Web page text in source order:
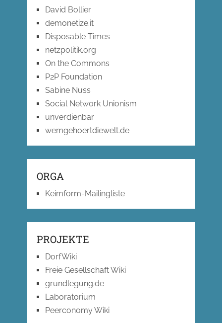
David Bollier
demonetize.it
Disposable Times
netzpolitik.org
On the Commons
P2P Foundation
Sabine Nuss
Social Network Unionism
unverdienbar
wemgehoertdiewelt.de
ORGA
Keimform-Mailingliste
PROJEKTE
DorfWiki
Freie Gesellschaft Wiki
grundlegung.de
Laboratorium
Peerconomy Wiki